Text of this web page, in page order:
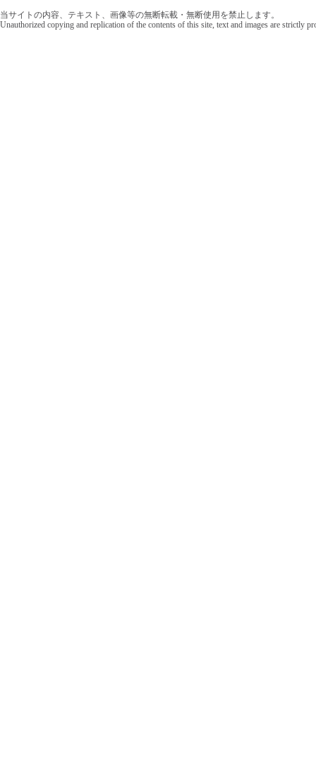
当サイトの内容、テキスト、画像等の無断転載・無断使用を禁止します。
Unauthorized copying and replication of the contents of this site, text and images are strictly